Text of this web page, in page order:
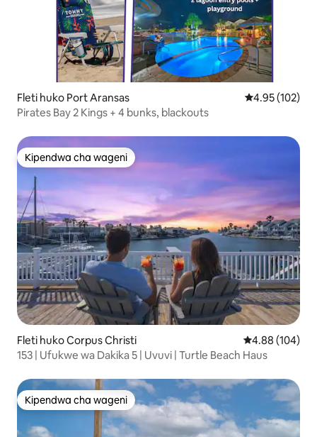
Fleti huko Port Aransas Ukadiriaji wa
4.95 (102)
Pirates Bay 2 Kings + 4 bunks, blackouts
Kipendwa cha wageni
Kipendwa cha wageni
Fleti huko Corpus Christi Ukadiriaji wa
4.88 (104)
153 | Ufukwe wa Dakika 5 | Uvuvi | Turtle Beach Haus
Kipendwa cha wageni
Kipendwa cha wageni